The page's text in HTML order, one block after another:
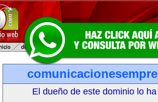
El dueño de este dominio lo